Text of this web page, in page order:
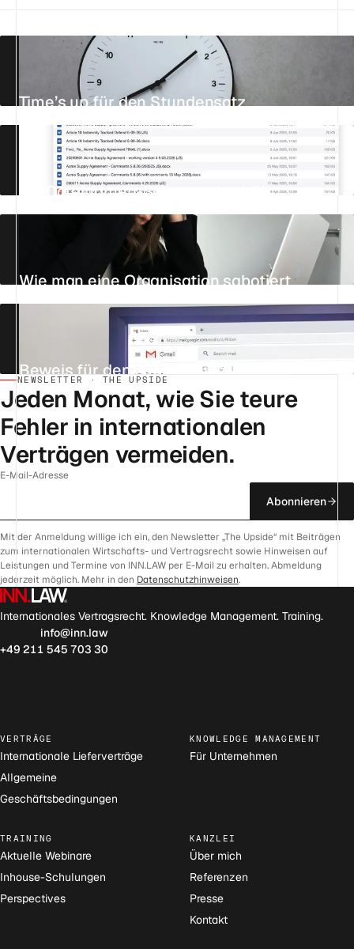
Time’s up für den Stundensatz
Ein Dateinamen-Schema, das hält
Wie man eine Organisation sabotiert
Beweis für den Zugang einer E-Mail
AKTUALISIERT AM 22. JULI 2026
NEWSLETTER · THE UPSIDE
Jeden Monat, wie Sie teure
Fehler in internationalen
Verträgen vermeiden.
E-Mail-Adresse
Abonnieren
Mit der Anmeldung willige ich ein, den Newsletter „The Upside“ mit Beiträgen
zum internationalen Wirtschafts- und Vertragsrecht sowie Hinweisen auf
Leistungen und Termine von INN.LAW per E-Mail zu erhalten. Abmeldung
jederzeit möglich. Mehr in den Datenschutzhinweisen.
Internationales Vertragsrecht. Knowledge Management. Training.
info@inn.law
+49 211 545 703 30
VERTRÄGE
Internationale Lieferverträge
Allgemeine
Geschäftsbedingungen
KNOWLEDGE MANAGEMENT
Für Unternehmen
TRAINING
Aktuelle Webinare
Inhouse-Schulungen
Perspectives
KANZLEI
Über mich
Referenzen
Presse
Kontakt